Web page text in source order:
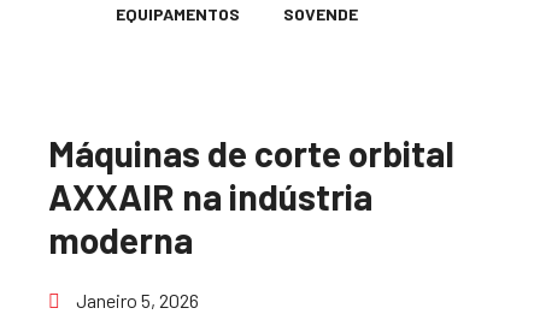
EQUIPAMENTOS SOVENDE
Máquinas de corte orbital
AXXAIR na indústria
moderna
Janeiro 5, 2026